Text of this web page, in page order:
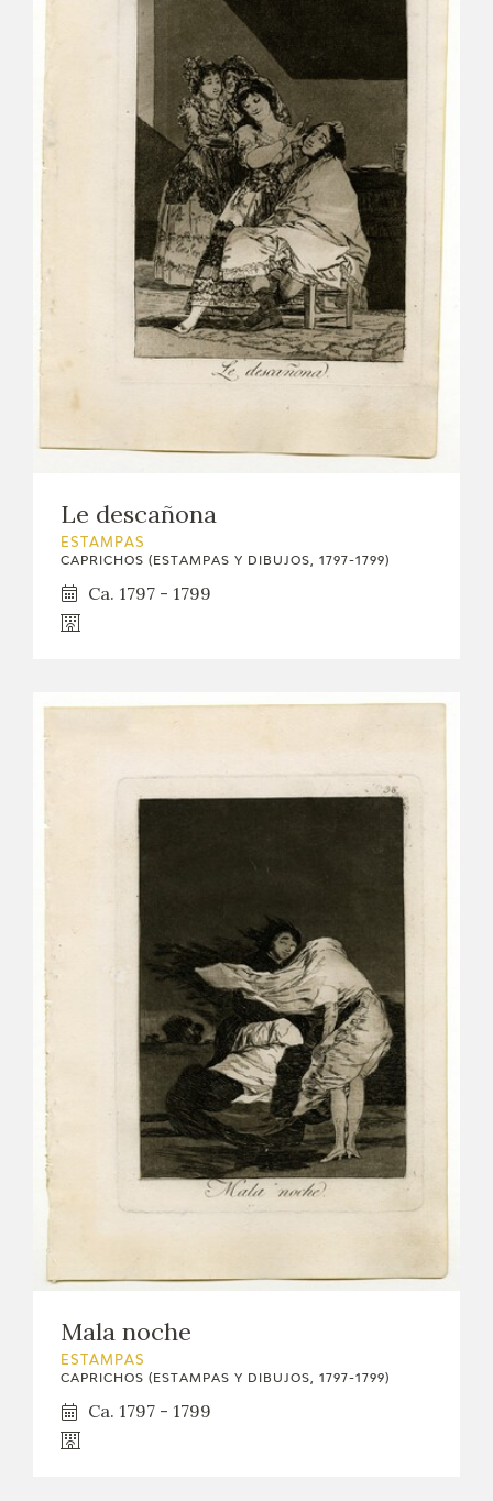
Le descañona
ESTAMPAS
CAPRICHOS (ESTAMPAS Y DIBUJOS, 1797-1799)
Ca. 1797 - 1799
Mala noche
ESTAMPAS
CAPRICHOS (ESTAMPAS Y DIBUJOS, 1797-1799)
Ca. 1797 - 1799